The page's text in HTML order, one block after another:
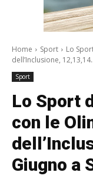
Home Sport
Lo
dell’Inclusione,
Sport
Lo Sport
con le
Giugno a